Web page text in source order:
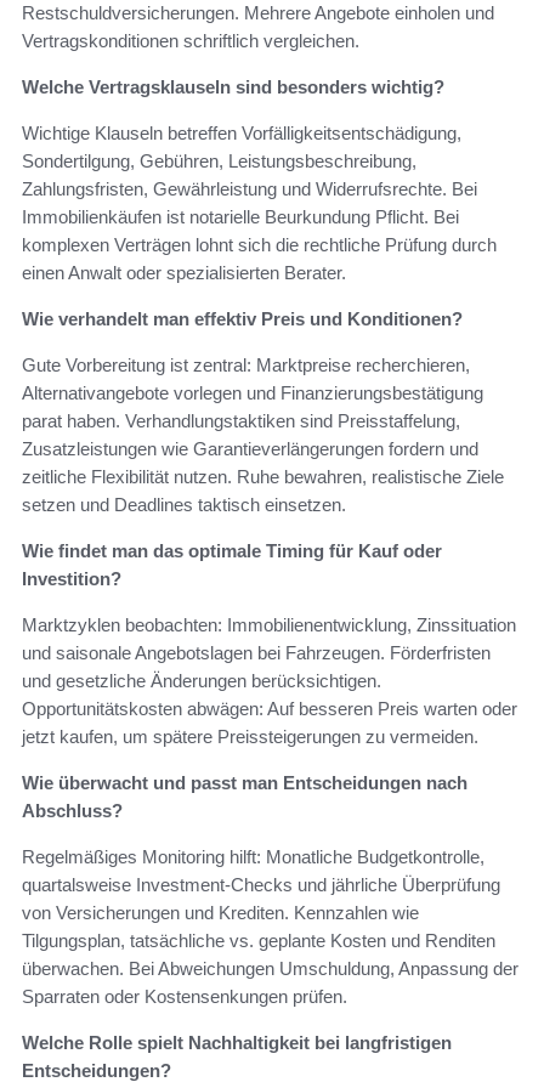
Restschuldversicherungen. Mehrere Angebote einholen und
Vertragskonditionen schriftlich vergleichen.
Welche Vertragsklauseln sind besonders wichtig?
Wichtige Klauseln betreffen Vorfälligkeitsentschädigung,
Sondertilgung, Gebühren, Leistungsbeschreibung,
Zahlungsfristen, Gewährleistung und Widerrufsrechte. Bei
Immobilienkäufen ist notarielle Beurkundung Pflicht. Bei
komplexen Verträgen lohnt sich die rechtliche Prüfung durch
einen Anwalt oder spezialisierten Berater.
Wie verhandelt man effektiv Preis und Konditionen?
Gute Vorbereitung ist zentral: Marktpreise recherchieren,
Alternativangebote vorlegen und Finanzierungsbestätigung
parat haben. Verhandlungstaktiken sind Preisstaffelung,
Zusatzleistungen wie Garantieverlängerungen fordern und
zeitliche Flexibilität nutzen. Ruhe bewahren, realistische Ziele
setzen und Deadlines taktisch einsetzen.
Wie findet man das optimale Timing für Kauf oder
Investition?
Marktzyklen beobachten: Immobilienentwicklung, Zinssituation
und saisonale Angebotslagen bei Fahrzeugen. Förderfristen
und gesetzliche Änderungen berücksichtigen.
Opportunitätskosten abwägen: Auf besseren Preis warten oder
jetzt kaufen, um spätere Preissteigerungen zu vermeiden.
Wie überwacht und passt man Entscheidungen nach
Abschluss?
Regelmäßiges Monitoring hilft: Monatliche Budgetkontrolle,
quartalsweise Investment-Checks und jährliche Überprüfung
von Versicherungen und Krediten. Kennzahlen wie
Tilgungsplan, tatsächliche vs. geplante Kosten und Renditen
überwachen. Bei Abweichungen Umschuldung, Anpassung der
Sparraten oder Kostensenkungen prüfen.
Welche Rolle spielt Nachhaltigkeit bei langfristigen
Entscheidungen?